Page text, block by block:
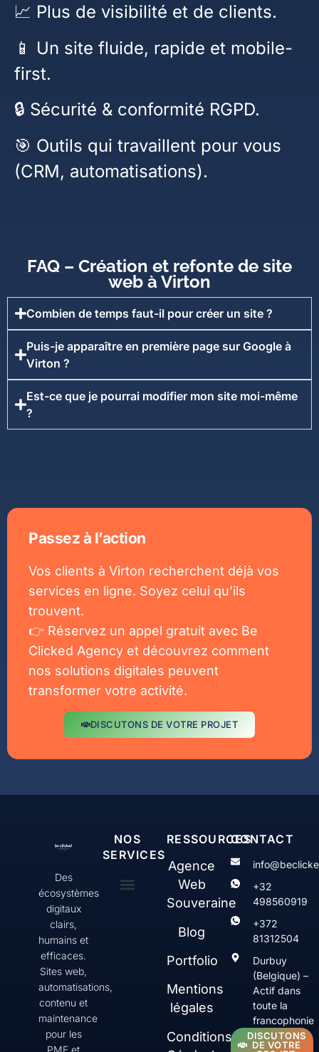
📈 Plus de visibilité et de clients.
📱 Un site fluide, rapide et mobile-
first.
🔒 Sécurité & conformité RGPD.
🎯 Outils qui travaillent pour vous
(CRM, automatisations).
FAQ – Création et refonte de site
web à Virton
Combien de temps faut-il pour créer un site ?
Puis-je apparaître en première page sur Google à
Virton ?
Est-ce que je pourrai modifier mon site moi-même
?
Passez à l’action
Vos clients à Virton recherchent déjà vos
services en ligne. Soyez celui qu’ils
trouvent.
👉 Réservez un appel gratuit avec Be
Clicked Agency et découvrez comment
nos solutions digitales peuvent
transformer votre activité.
DISCUTONS DE VOTRE PROJET
Des
écosystèmes
digitaux
clairs,
humains et
efficaces.
Sites web,
automatisations,
contenu et
maintenance
pour les
NOS
SERVICES
RESSOURCES
Agence
Web
Souveraine
Blog
Portfolio
Mentions
légales
Conditions
CONTACT
+32
498560919
+372
81312504
Durbuy
(Belgique) –
Actif dans
toute la
francophonie
DISCUTONS
DE VOTRE